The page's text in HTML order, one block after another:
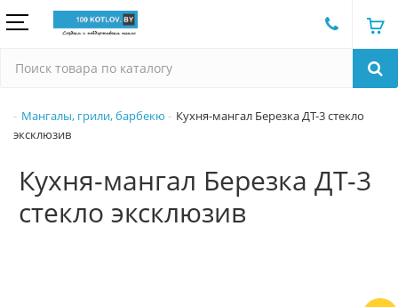
Мангалы, грили, барбекю
Кухня-мангал Березка ДТ-3 стекло
эксклюзив
Кухня-мангал Березка ДТ-3
стекло эксклюзив